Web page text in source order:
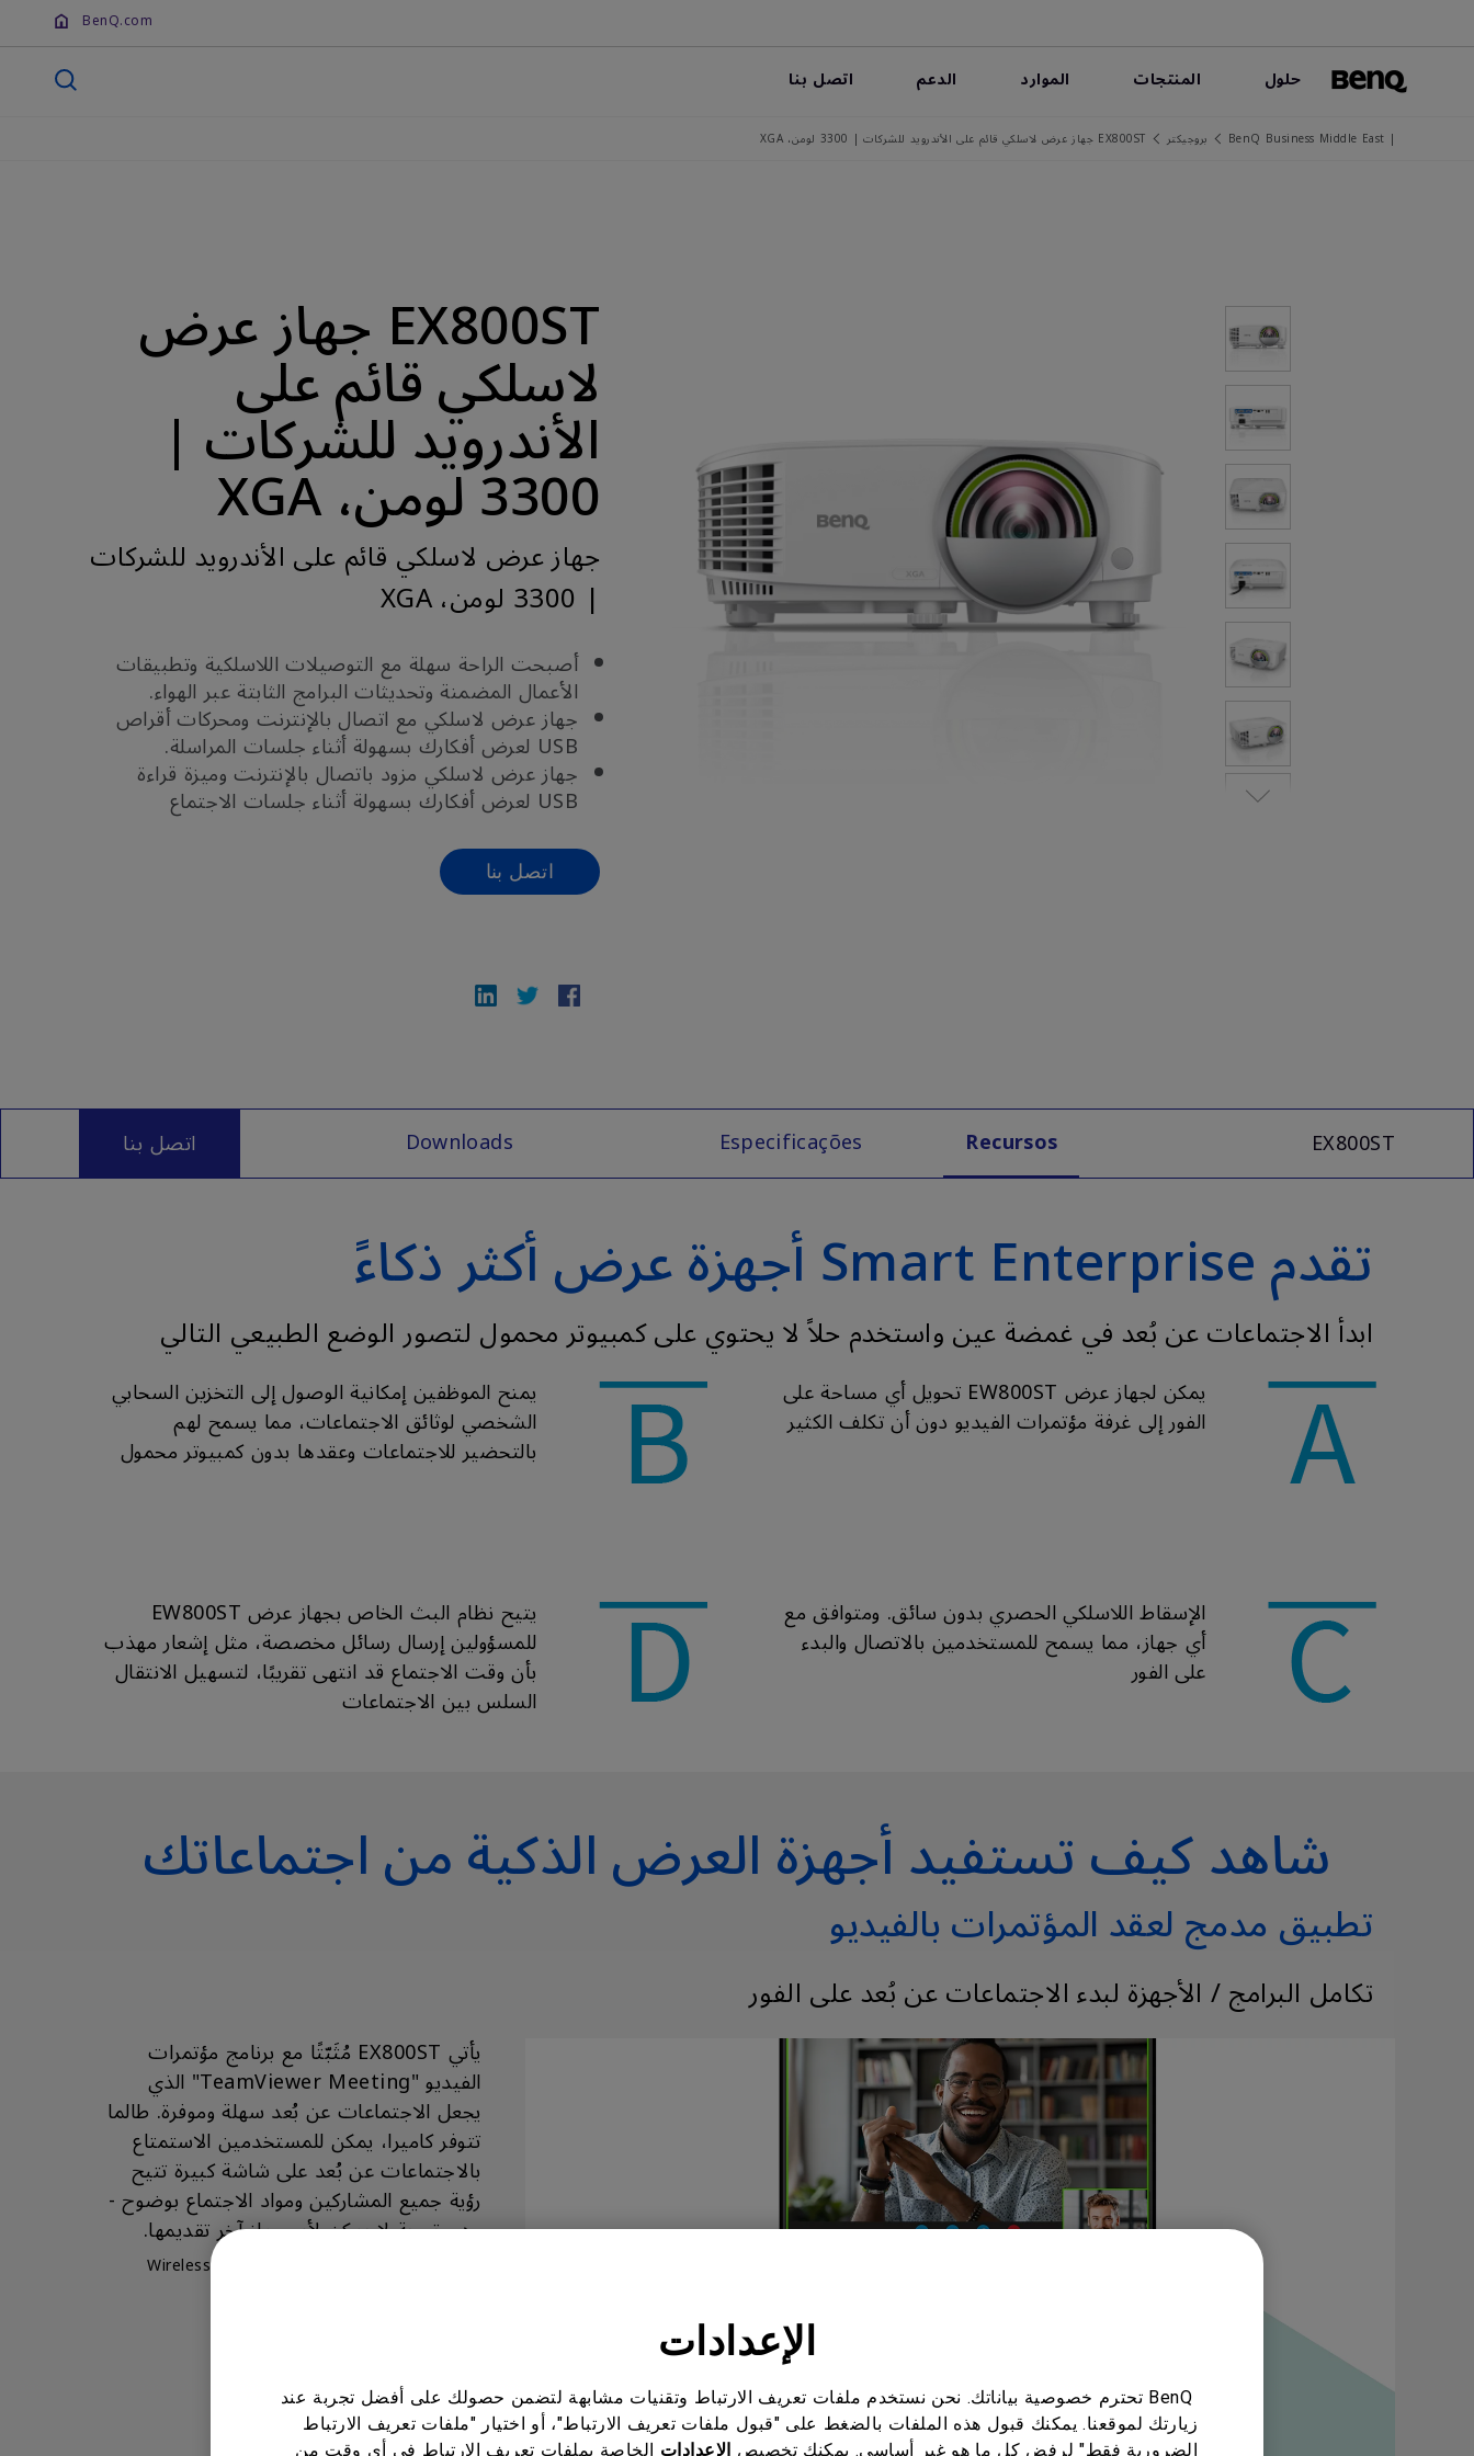
الإعدادات
BenQ تحترم خصوصية بياناتك. نحن نستخدم ملفات تعريف الارتباط وتقنيات مشابهة لتضمن حصولك على أفضل تجربة عند
زيارتك لموقعنا. يمكنك قبول هذه الملفات بالضغط على "قبول ملفات تعريف الارتباط"، أو اختيار "ملفات تعريف الارتباط
الضرورية فقط" لرفض كل ما هو غير أساسي. يمكنك تخصيص الإعدادات الخاصة بملفات تعريف الارتباط في أي وقت من
BenQ.com
حلول المنتجات الموارد الدعم اتصل بنا
| BenQ Business Middle East بروجيكتر EX800ST جهاز عرض لاسلكي قائم على الأندرويد للشركات | 3300 لومن، XGA
EX800ST جهاز عرض
لاسلكي قائم على
الأندرويد للشركات |
3300 لومن، XGA
جهاز عرض لاسلكي قائم على الأندرويد للشركات
| 3300 لومن، XGA
أصبحت الراحة سهلة مع التوصيلات اللاسلكية وتطبيقات
الأعمال المضمنة وتحديثات البرامج الثابتة عبر الهواء.
جهاز عرض لاسلكي مع اتصال بالإنترنت ومحركات أقراص
USB لعرض أفكارك بسهولة أثناء جلسات المراسلة.
جهاز عرض لاسلكي مزود باتصال بالإنترنت وميزة قراءة
USB لعرض أفكارك بسهولة أثناء جلسات الاجتماع
اتصل بنا
EX800ST
Recursos
Especificações
Downloads اتصل بنا
تقدم Smart Enterprise أجهزة عرض أكثر ذكاءً
ابدأ الاجتماعات عن بُعد في غمضة عين واستخدم حلاً لا يحتوي على كمبيوتر محمول لتصور الوضع الطبيعي التالي
يمكن لجهاز عرض EW800ST تحويل أي مساحة على
الفور إلى غرفة مؤتمرات الفيديو دون أن تكلف الكثير
يمنح الموظفين إمكانية الوصول إلى التخزين السحابي
الشخصي لوثائق الاجتماعات، مما يسمح لهم
بالتحضير للاجتماعات وعقدها بدون كمبيوتر محمول
الإسقاط اللاسلكي الحصري بدون سائق. ومتوافق مع
أي جهاز، مما يسمح للمستخدمين بالاتصال والبدء
على الفور
يتيح نظام البث الخاص بجهاز عرض EW800ST
للمسؤولين إرسال رسائل مخصصة، مثل إشعار مهذب
بأن وقت الاجتماع قد انتهى تقريبًا، لتسهيل الانتقال
السلس بين الاجتماعات
شاهد كيف تستفيد أجهزة العرض الذكية من اجتماعاتك
تطبيق مدمج لعقد المؤتمرات بالفيديو
تكامل البرامج / الأجهزة لبدء الاجتماعات عن بُعد على الفور
يأتي EX800ST مُثَبّتًا مع برنامج مؤتمرات
الفيديو "TeamViewer Meeting" الذي
يجعل الاجتماعات عن بُعد سهلة وموفرة. طالما
تتوفر كاميرا، يمكن للمستخدمين الاستمتاع
بالاجتماعات عن بُعد على شاشة كبيرة تتيح
رؤية جميع المشاركين ومواد الاجتماع بوضوح -
وهي تجربة لا يمكن لأي جهاز آخر تقديمها.
*Wireless mouse and keybaord would bring